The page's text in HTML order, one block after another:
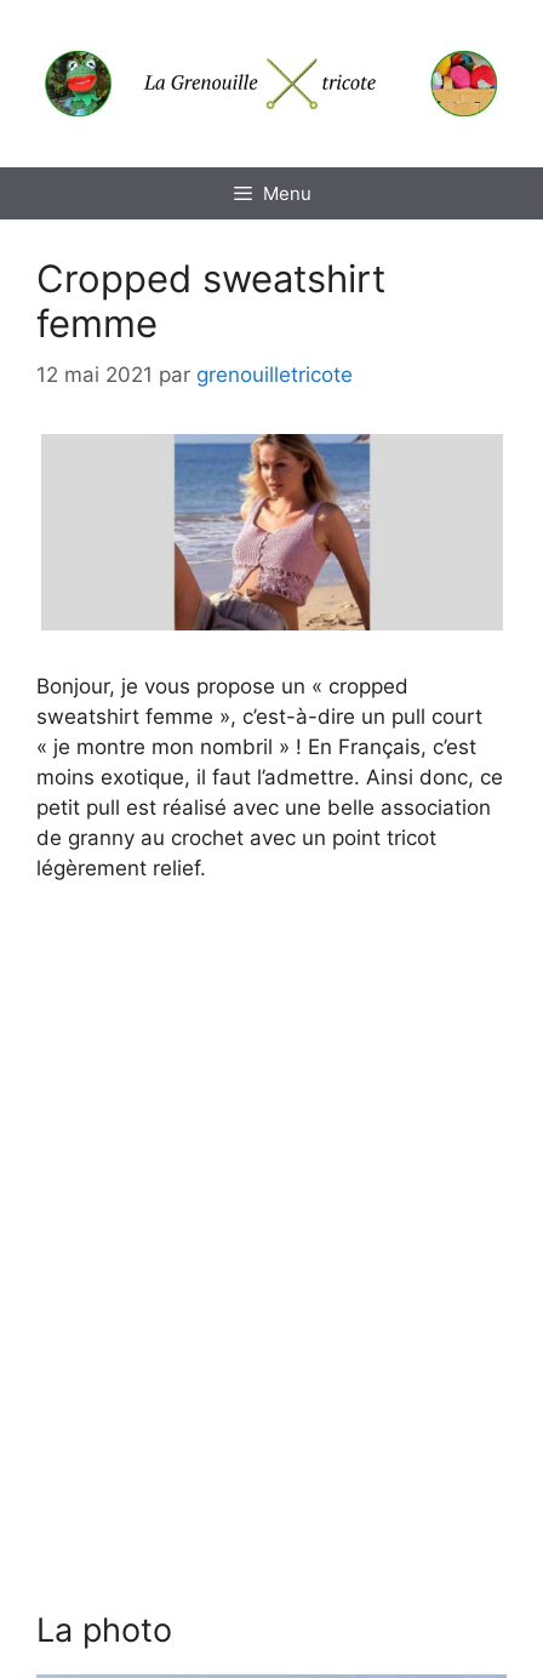
contenu
Menu
Cropped sweatshirt
femme
12 mai 2021 par grenouilletricote
Bonjour, je vous propose un « cropped
sweatshirt femme », c’est-à-dire un pull court
« je montre mon nombril » ! En Français, c’est
moins exotique, il faut l’admettre. Ainsi donc, ce
petit pull est réalisé avec une belle association
de granny au crochet avec un point tricot
légèrement relief.
La photo